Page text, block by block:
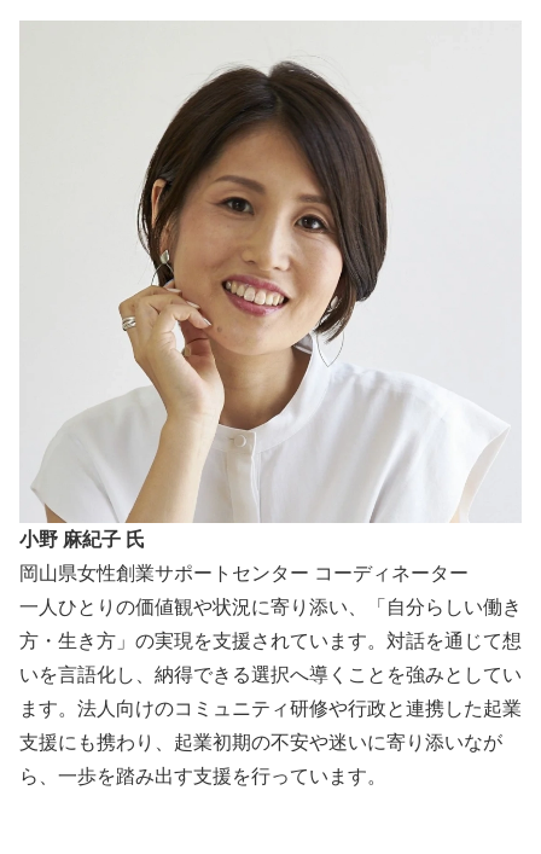
小野 麻紀子 氏
岡山県女性創業サポートセンター コーディネーター
一人ひとりの価値観や状況に寄り添い、「自分らしい働き
方・生き方」の実現を支援されています。対話を通じて想
いを言語化し、納得できる選択へ導くことを強みとしてい
ます。法人向けのコミュニティ研修や行政と連携した起業
支援にも携わり、起業初期の不安や迷いに寄り添いなが
ら、一歩を踏み出す支援を行っています。